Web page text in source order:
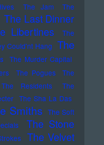
The Jam
The
The Last Dinner
Libertines
The
Could'nt Hang The
The Murder Capital
The Pogues
The
The Residents
The
The Sha La Das
Smiths The Soft
The Stone
The Velvet